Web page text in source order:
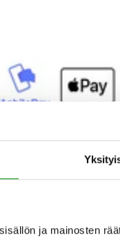
ja mainosten